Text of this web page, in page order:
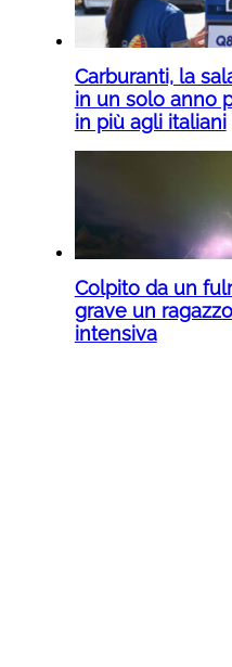
Carburanti, la
in un solo anno
in più agli italiani
Colpito da un
grave un
intensiva